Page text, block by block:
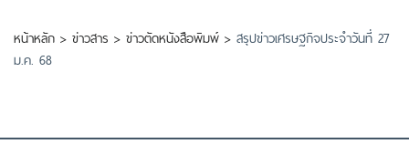
หน้าหลัก > ข่าวสาร > ข่าวตัดหนังสือพิมพ์ > สรุปข่าวเศรษฐกิจประจำวันที่ 27
ม.ค. 68